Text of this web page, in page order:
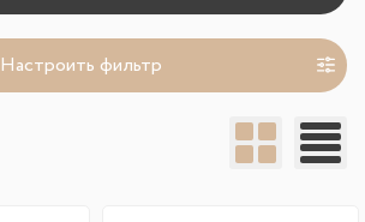
Настроить фильтр